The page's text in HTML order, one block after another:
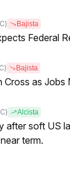
Bajista
Federal
Bajista
Cross as
Alcista
after soft US
term.